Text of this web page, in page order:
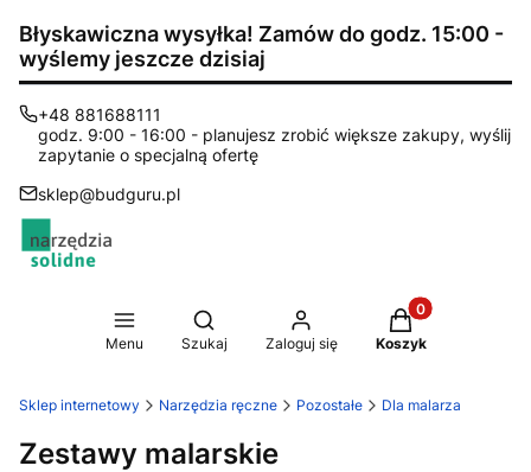
Błyskawiczna wysyłka! Zamów do godz. 15:00 -
wyślemy jeszcze dzisiaj
+48 881688111
godz. 9:00 - 16:00 - planujesz zrobić większe zakupy, wyślij
zapytanie o specjalną ofertę
sklep@budguru.pl
Menu
Otwórz wyszukiwarkę
Szukaj Zaloguj się
Produkty w
Koszyk
Sklep internetowy Narzędzia ręczne Pozostałe Dla malarza
Zestawy malarskie